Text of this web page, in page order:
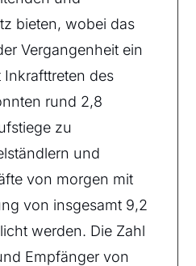
bieten, wobei das
Vergangenheit ein
Inkrafttreten des
rund 2,8
zu
und
von morgen mit
von insgesamt 9,2
werden. Die Zahl
Empfänger von